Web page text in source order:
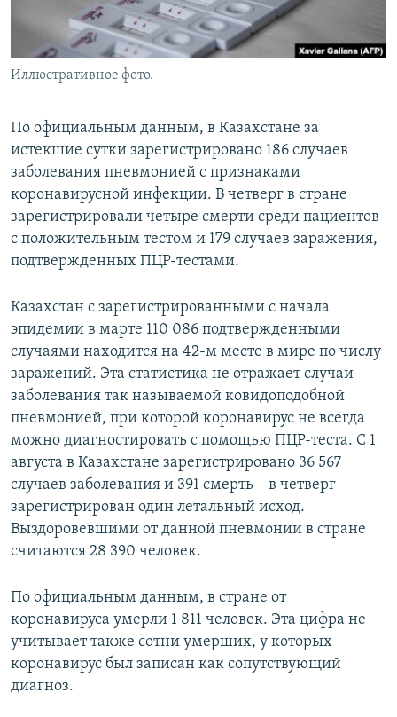
Иллюстративное фото.
По официальным данным, в Казахстане за
истекшие сутки зарегистрировано 186 случаев
заболевания пневмонией с признаками
коронавирусной инфекции. В четверг в стране
зарегистрировали четыре смерти среди пациентов
с положительным тестом и 179 случаев заражения,
подтвержденных ПЦР-тестами.
Казахстан с зарегистрированными с начала
эпидемии в марте 110 086 подтвержденными
случаями находится на 42-м месте в мире по числу
заражений. Эта статистика не отражает случаи
заболевания так называемой ковидоподобной
пневмонией, при которой коронавирус не всегда
можно диагностировать с помощью ПЦР-теста. С 1
августа в Казахстане зарегистрировано 36 567
случаев заболевания и 391 смерть – в четверг
зарегистрирован один летальный исход.
Выздоровевшими от данной пневмонии в стране
считаются 28 390 человек.
По официальным данным, в стране от
коронавируса умерли 1 811 человек. Эта цифра не
учитывает также сотни умерших, у которых
коронавирус был записан как сопутствующий
диагноз.